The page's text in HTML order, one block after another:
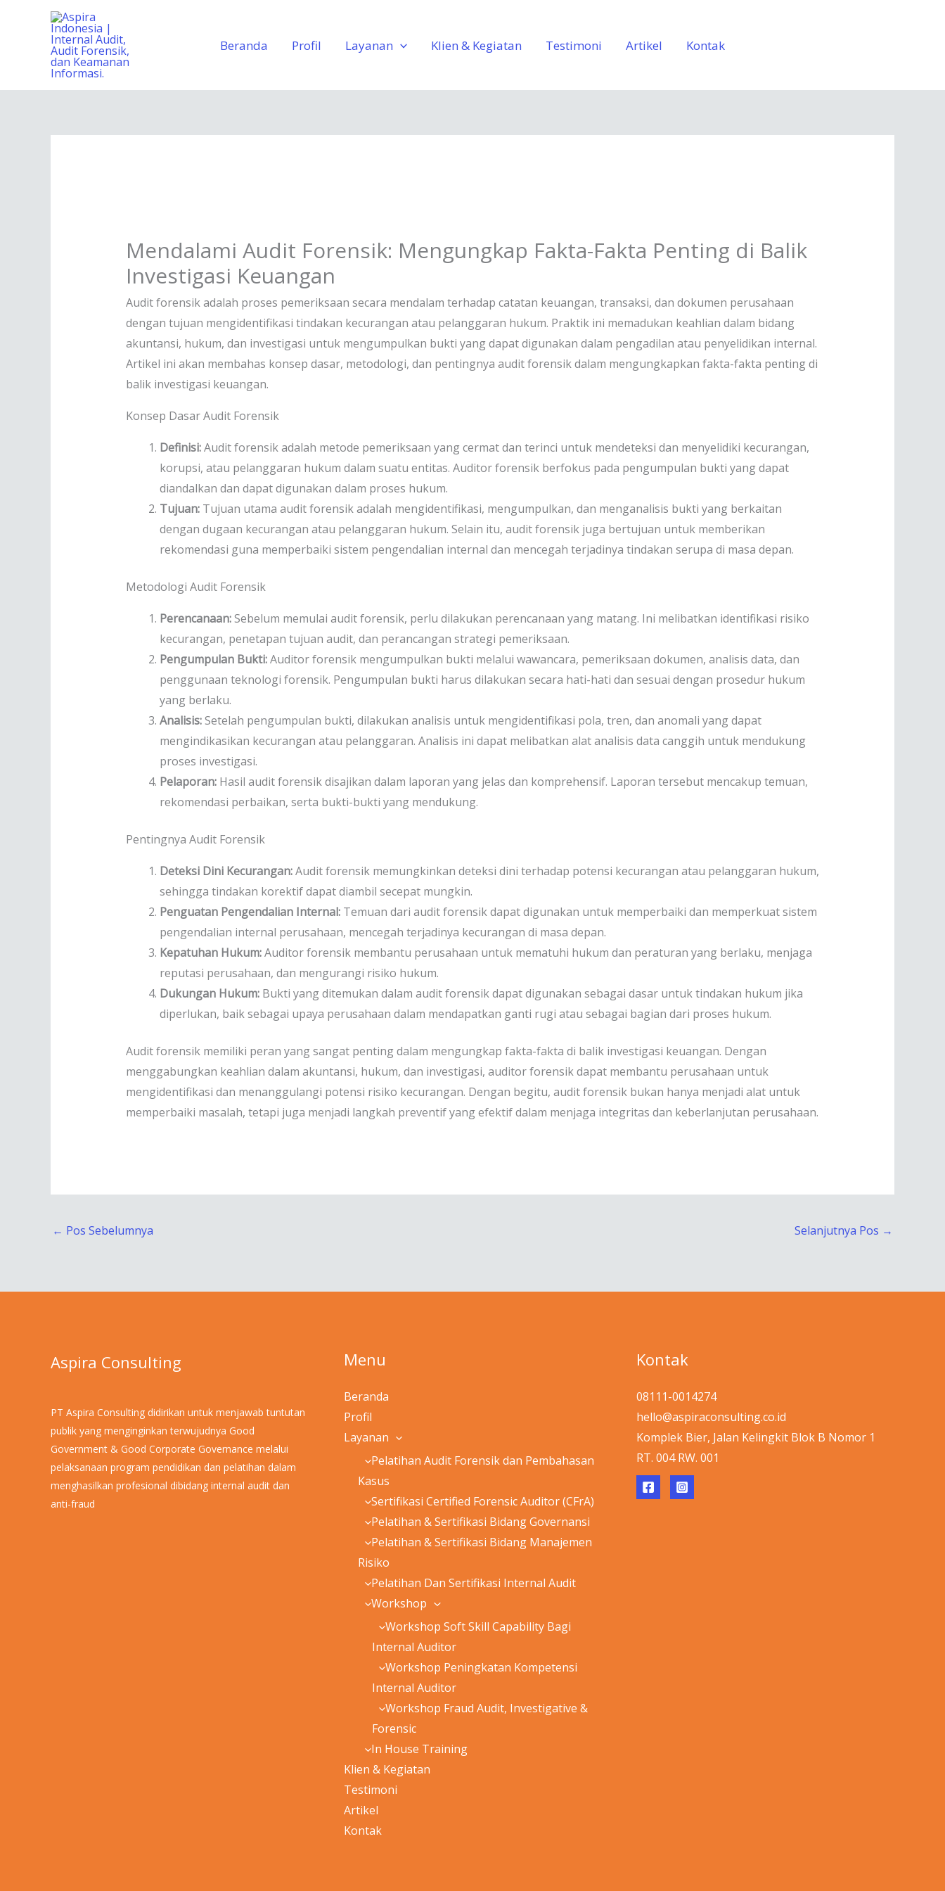
Beranda Profil Layanan Klien & Kegiatan Testimoni Artikel Kontak
Mendalami Audit Forensik: Mengungkap Fakta-Fakta Penting di Balik
Investigasi Keuangan
Audit forensik adalah proses pemeriksaan secara mendalam terhadap catatan keuangan, transaksi, dan dokumen perusahaan
dengan tujuan mengidentifikasi tindakan kecurangan atau pelanggaran hukum. Praktik ini memadukan keahlian dalam bidang
akuntansi, hukum, dan investigasi untuk mengumpulkan bukti yang dapat digunakan dalam pengadilan atau penyelidikan internal.
Artikel ini akan membahas konsep dasar, metodologi, dan pentingnya audit forensik dalam mengungkapkan fakta-fakta penting di
balik investigasi keuangan.
Konsep Dasar Audit Forensik
Definisi:Audit forensik adalah metode pemeriksaan yang cermat dan terinci untuk mendeteksi dan menyelidiki kecurangan,
korupsi, atau pelanggaran hukum dalam suatu entitas. Auditor forensik berfokus pada pengumpulan bukti yang dapat
diandalkan dan dapat digunakan dalam proses hukum.
Tujuan:Tujuan utama audit forensik adalah mengidentifikasi, mengumpulkan, dan menganalisis bukti yang berkaitan
dengan dugaan kecurangan atau pelanggaran hukum. Selain itu, audit forensik juga bertujuan untuk memberikan
rekomendasi guna memperbaiki sistem pengendalian internal dan mencegah terjadinya tindakan serupa di masa depan.
Metodologi Audit Forensik
Perencanaan:Sebelum memulai audit forensik, perlu dilakukan perencanaan yang matang. Ini melibatkan identifikasi risiko
kecurangan, penetapan tujuan audit, dan perancangan strategi pemeriksaan.
Pengumpulan Bukti:Auditor forensik mengumpulkan bukti melalui wawancara, pemeriksaan dokumen, analisis data, dan
penggunaan teknologi forensik. Pengumpulan bukti harus dilakukan secara hati-hati dan sesuai dengan prosedur hukum
yang berlaku.
Analisis:Setelah pengumpulan bukti, dilakukan analisis untuk mengidentifikasi pola, tren, dan anomali yang dapat
mengindikasikan kecurangan atau pelanggaran. Analisis ini dapat melibatkan alat analisis data canggih untuk mendukung
proses investigasi.
Pelaporan:Hasil audit forensik disajikan dalam laporan yang jelas dan komprehensif. Laporan tersebut mencakup temuan,
rekomendasi perbaikan, serta bukti-bukti yang mendukung.
Pentingnya Audit Forensik
Deteksi Dini Kecurangan:Audit forensik memungkinkan deteksi dini terhadap potensi kecurangan atau pelanggaran hukum,
sehingga tindakan korektif dapat diambil secepat mungkin.
Penguatan Pengendalian Internal:Temuan dari audit forensik dapat digunakan untuk memperbaiki dan memperkuat sistem
pengendalian internal perusahaan, mencegah terjadinya kecurangan di masa depan.
Kepatuhan Hukum:Auditor forensik membantu perusahaan untuk mematuhi hukum dan peraturan yang berlaku, menjaga
reputasi perusahaan, dan mengurangi risiko hukum.
Dukungan Hukum:Bukti yang ditemukan dalam audit forensik dapat digunakan sebagai dasar untuk tindakan hukum jika
diperlukan, baik sebagai upaya perusahaan dalam mendapatkan ganti rugi atau sebagai bagian dari proses hukum.
Audit forensik memiliki peran yang sangat penting dalam mengungkap fakta-fakta di balik investigasi keuangan. Dengan
menggabungkan keahlian dalam akuntansi, hukum, dan investigasi, auditor forensik dapat membantu perusahaan untuk
mengidentifikasi dan menanggulangi potensi risiko kecurangan. Dengan begitu, audit forensik bukan hanya menjadi alat untuk
memperbaiki masalah, tetapi juga menjadi langkah preventif yang efektif dalam menjaga integritas dan keberlanjutan perusahaan.
← Pos Sebelumnya Selanjutnya Pos →
Aspira Consulting
PT Aspira Consulting didirikan untuk menjawab tuntutan
publik yang menginginkan terwujudnya Good
Government & Good Corporate Governance melalui
pelaksanaan program pendidikan dan pelatihan dalam
menghasilkan profesional dibidang internal audit dan
anti-fraud
Menu
Beranda
Profil
Layanan
Pelatihan Audit Forensik dan Pembahasan
Kasus
Sertifikasi Certified Forensic Auditor (CFrA)
Pelatihan & Sertifikasi Bidang Governansi
Pelatihan & Sertifikasi Bidang Manajemen
Risiko
Pelatihan Dan Sertifikasi Internal Audit
Workshop
Workshop Soft Skill Capability Bagi
Internal Auditor
Workshop Peningkatan Kompetensi
Internal Auditor
Workshop Fraud Audit, Investigative &
Forensic
In House Training
Klien & Kegiatan
Testimoni
Artikel
Kontak
Kontak
08111-0014274
hello@aspiraconsulting.co.id
Komplek Bier, Jalan Kelingkit Blok B Nomor 1
RT. 004 RW. 001